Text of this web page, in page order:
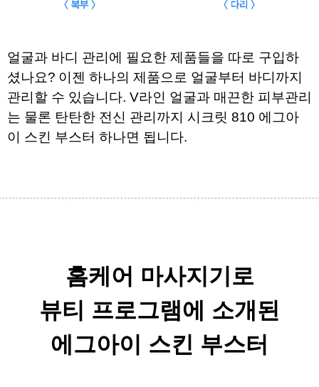
얼굴과 바디 관리에 필요한 제품들을 따로 구입하
셨나요? 이젠 하나의 제품으로 얼굴부터 바디까지
관리할 수 있습니다. V라인 얼굴과 매끈한 피부관리
는 물론 탄탄한 전신 관리까지 시크릿 810 에그아
이 스킨 부스터 하나면 됩니다.
홈케어 마사지기로
뷰티 프로그램에 소개된
에그아이 스킨 부스터